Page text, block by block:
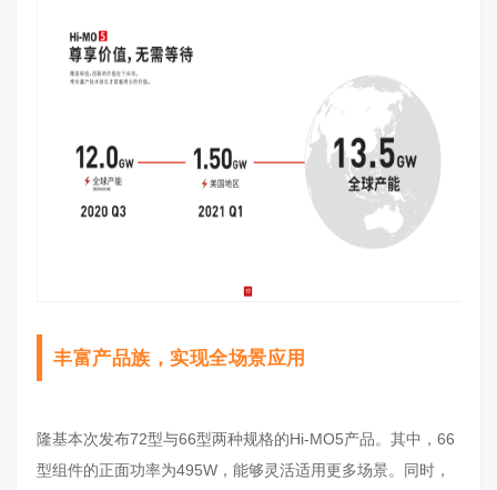
丰富产品族，实现全场景应用
隆基本次发布72型与66型两种规格的Hi-MO5产品。其中，66
型组件的正面功率为495W，能够灵活适用更多场景。同时，